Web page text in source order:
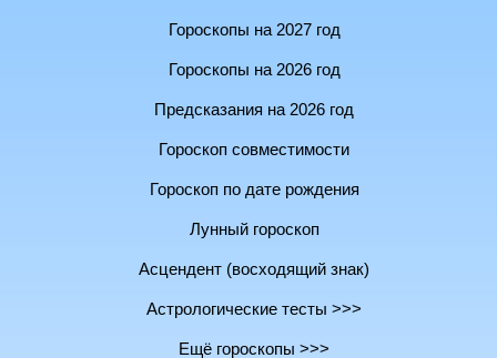
Гороскопы на 2027 год
Гороскопы на 2026 год
Предсказания на 2026 год
Гороскоп совместимости
Гороскоп по дате рождения
Лунный гороскоп
Асцендент (восходящий знак)
Астрологические тесты >>>
Ещё гороскопы >>>